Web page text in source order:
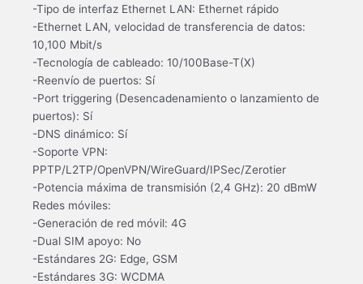
-Tipo de interfaz Ethernet LAN: Ethernet rápido
-Ethernet LAN, velocidad de transferencia de datos:
10,100 Mbit/s
-Tecnología de cableado: 10/100Base-T(X)
-Reenvío de puertos: Sí
-Port triggering (Desencadenamiento o lanzamiento de
puertos): Sí
-DNS dinámico: Sí
-Soporte VPN:
PPTP/L2TP/OpenVPN/WireGuard/IPSec/Zerotier
-Potencia máxima de transmisión (2,4 GHz): 20 dBmW
Redes móviles:
-Generación de red móvil: 4G
-Dual SIM apoyo: No
-Estándares 2G: Edge, GSM
-Estándares 3G: WCDMA